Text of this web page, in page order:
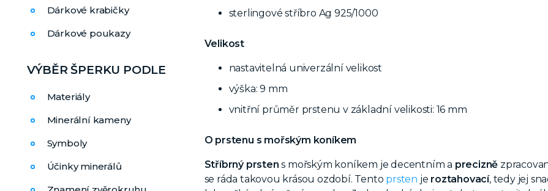
Dárkové krabičky
Dárkové poukazy
VÝBĚR ŠPERKU PODLE
Materiály
Minerální kameny
Symboly
Účinky minerálů
sterlingové stříbro Ag 925/1000
Velikost
nastavitelná univerzální velikost
výška: 9 mm
vnitřní průměr prstenu v základní velikosti: 16 mm
O prstenu s mořským koníkem
Stříbrný prstens mořským koníkem je decentním a precizně
se ráda takovou krásou ozdobí. Tento prsten je roztahovací, tedy jej